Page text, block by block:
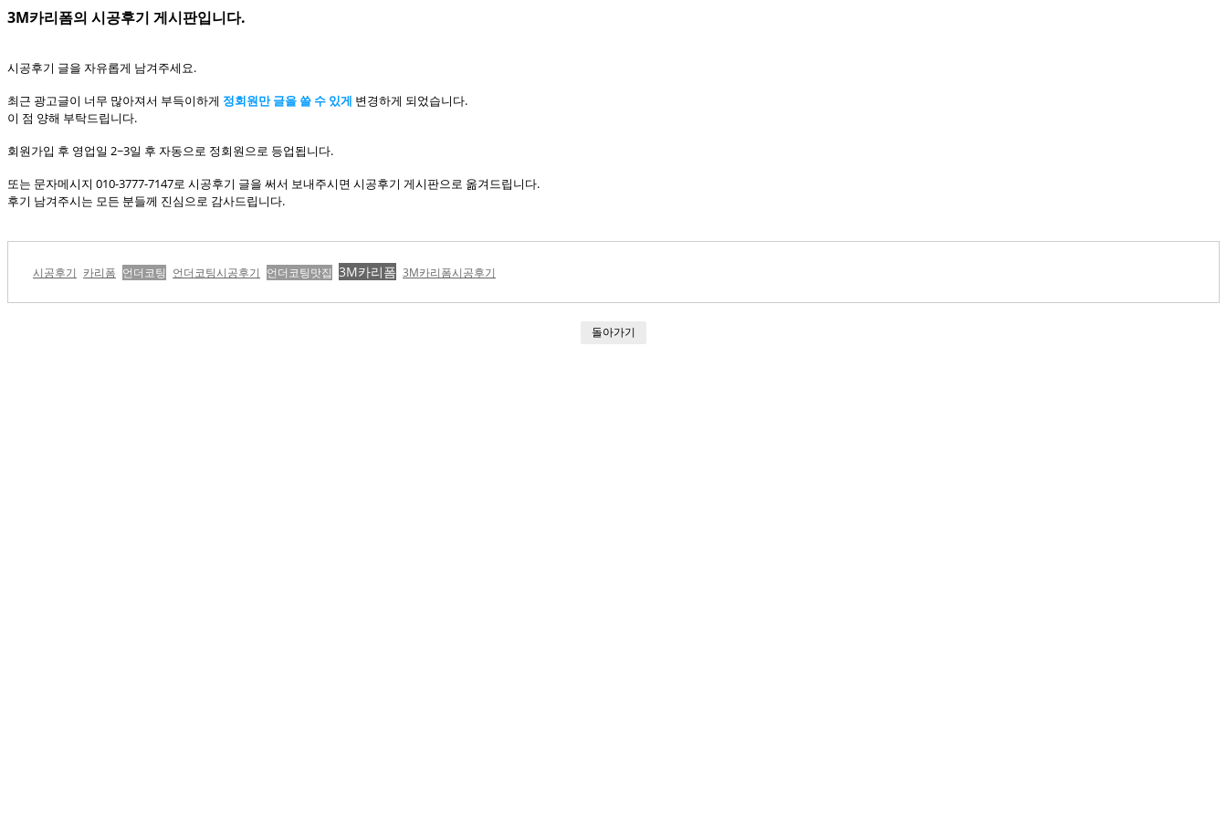
3M카리폼의 시공후기 게시판입니다.
시공후기 글을 자유롭게 남겨주세요.
최근 광고글이 너무 많아져서 부득이하게 정회원만 글을 쓸 수 있게 변경하게 되었습니다.
이 점 양해 부탁드립니다.
회원가입 후 영업일 2~3일 후 자동으로 정회원으로 등업됩니다.
또는 문자메시지 010-3777-7147로 시공후기 글을 써서 보내주시면 시공후기 게시판으로 옮겨드립니다.
후기 남겨주시는 모든 분들께 진심으로 감사드립니다.
시공후기 카리폼 언더코팅 언더코팅시공후기 언더코팅맛집 3M카리폼 3M카리폼시공후기
돌아가기